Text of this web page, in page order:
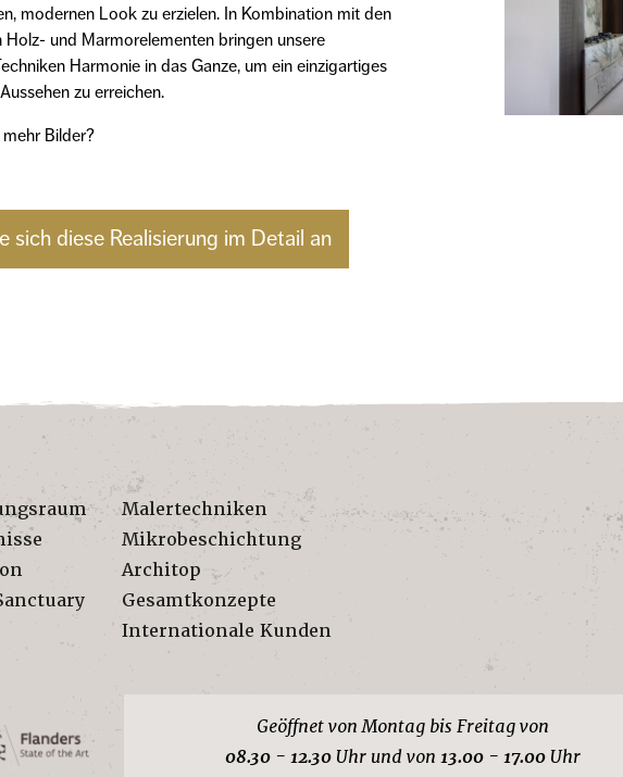
modernen Look zu erzielen. In Kombination mit den
Holz- und Marmorelementen bringen unsere
Harmonie in das Ganze, um ein einzigartiges
zu erreichen.
Bilder?
sich diese Realisierung im Detail an
Malertechniken
Mikrobeschichtung
Architop
Gesamtkonzepte
Internationale Kunden
Geöffnet von Montag bis Freitag von
08.30 - 12.30 Uhr und von 13.00 - 17.00 Uhr